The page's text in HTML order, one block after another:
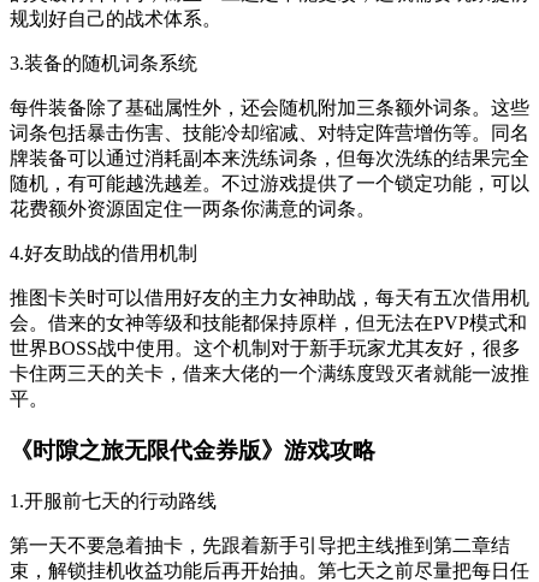
规划好自己的战术体系。
3.装备的随机词条系统
每件装备除了基础属性外，还会随机附加三条额外词条。这些
词条包括暴击伤害、技能冷却缩减、对特定阵营增伤等。同名
牌装备可以通过消耗副本来洗练词条，但每次洗练的结果完全
随机，有可能越洗越差。不过游戏提供了一个锁定功能，可以
花费额外资源固定住一两条你满意的词条。
4.好友助战的借用机制
推图卡关时可以借用好友的主力女神助战，每天有五次借用机
会。借来的女神等级和技能都保持原样，但无法在PVP模式和
世界BOSS战中使用。这个机制对于新手玩家尤其友好，很多
卡住两三天的关卡，借来大佬的一个满练度毁灭者就能一波推
平。
《时隙之旅无限代金券版》游戏攻略
1.开服前七天的行动路线
第一天不要急着抽卡，先跟着新手引导把主线推到第二章结
束，解锁挂机收益功能后再开始抽。第七天之前尽量把每日任